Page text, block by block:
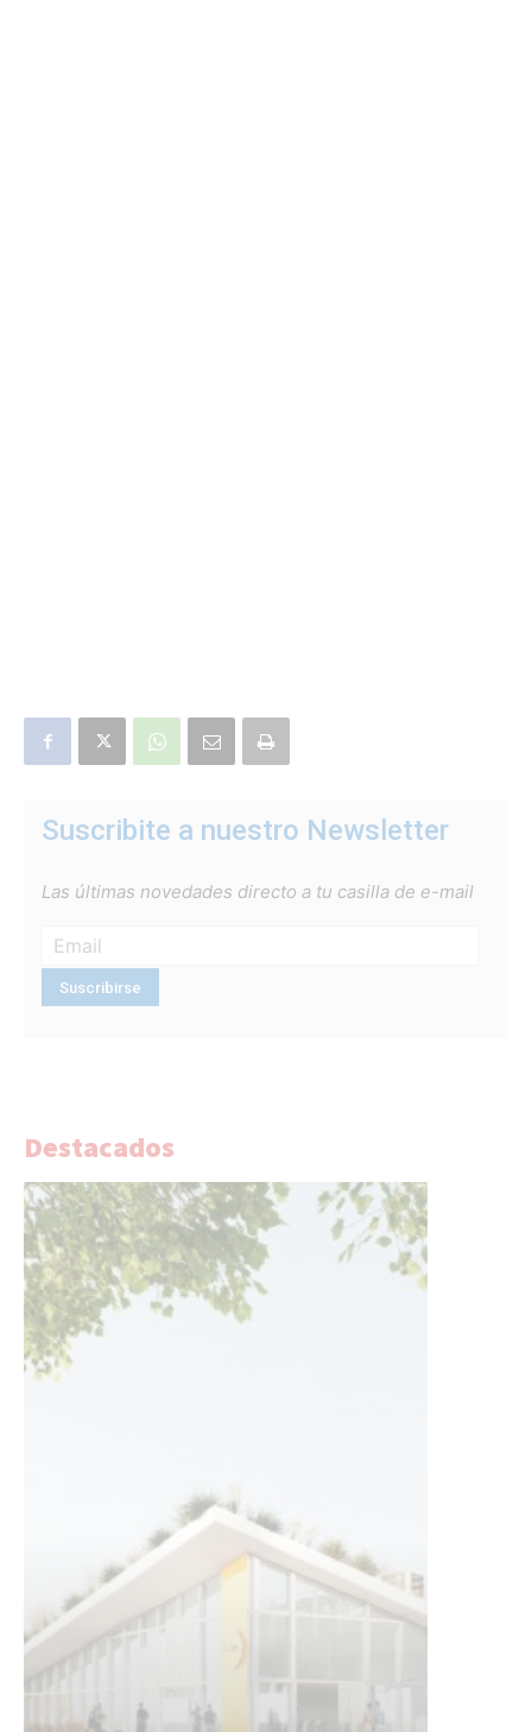
Suscribite a nuestro Newsletter
Las últimas novedades directo a tu casilla de e-mail
Destacados